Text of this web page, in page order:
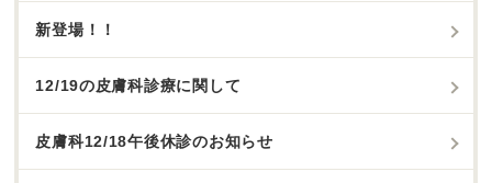
新登場！！
12/19の皮膚科診療に関して
皮膚科12/18午後休診のお知らせ